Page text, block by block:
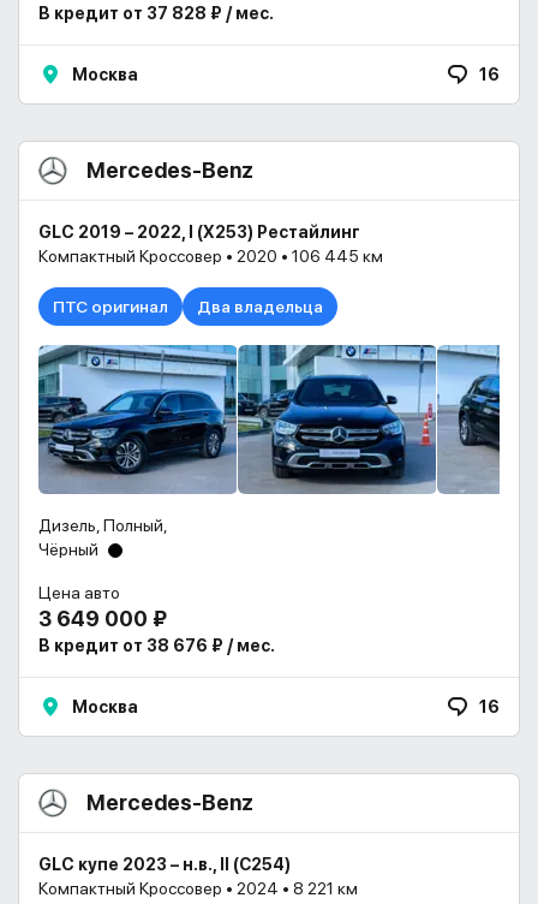
В кредит от 37 828 ₽ / мес.
Москва 16
Mercedes-Benz
GLC 2019 – 2022, I (X253) Рестайлинг
Компактный Кроссовер • 2020 • 106 445 км
ПТС оригинал Два владельца
Дизель, Полный,
Чёрный
Цена авто
3 649 000 ₽
В кредит от 38 676 ₽ / мес.
Москва 16
Mercedes-Benz
GLC купе 2023 – н.в., II (С254)
Компактный Кроссовер • 2024 • 8 221 км